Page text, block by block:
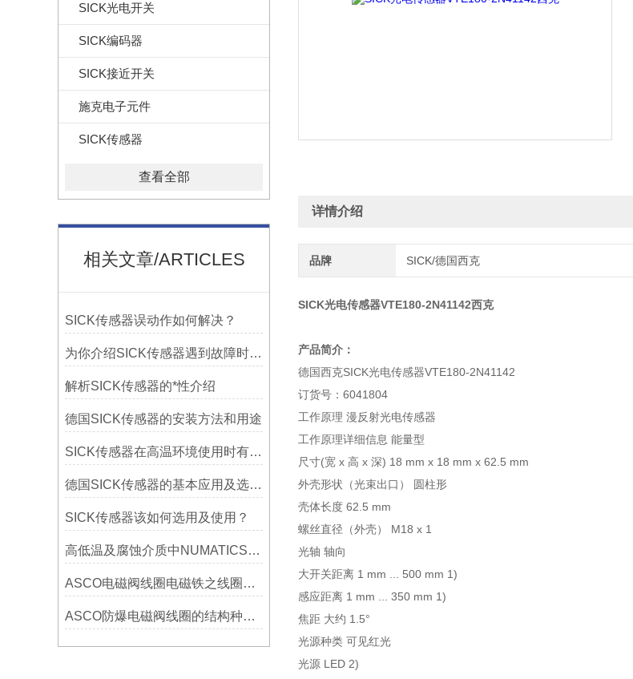
SICK光电开关
SICK编码器
SICK接近开关
施克电子元件
SICK传感器
查看全部
相关文章/ARTICLES
SICK传感器误动作如何解决？
为你介绍SICK传感器遇到故障时的检测方法
解析SICK传感器的*性介绍
德国SICK传感器的安装方法和用途
SICK传感器在高温环境使用时有什么解决办法？
德国SICK传感器的基本应用及选购要点
SICK传感器该如何选用及使用？
高低温及腐蚀介质中NUMATICS电磁阀要怎么选型？
ASCO电磁阀线圈电磁铁之线圈的作用？
ASCO防爆电磁阀线圈的结构种类资料有哪些
详情介绍
品牌 SICK/德国西克
SICK光电传感器VTE180-2N41142西克
产品简介：
德国西克SICK光电传感器VTE180-2N41142
订货号：6041804
工作原理 漫反射光电传感器
工作原理详细信息 能量型
尺寸(宽 x 高 x 深) 18 mm x 18 mm x 62.5 mm
外壳形状（光束出口） 圆柱形
壳体长度 62.5 mm
螺丝直径（外壳） M18 x 1
光轴 轴向
大开关距离 1 mm ... 500 mm 1)
感应距离 1 mm ... 350 mm 1)
焦距 大约 1.5°
光源种类 可见红光
光源 LED 2)